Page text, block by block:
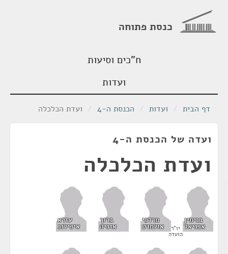
כנסת פתוחה
ח"כים וסיעות
ועדות
דף הבית / ועדות / הכנסת ה-4 / ועדת הכלכלה
ועדה של הכנסת ה-4
ועדת הכלכלה
בנימין
אבניאל יו"ר
הועדה
מרדכי
אולמרט
ברוך
אזניה
עזרא
איכילוב